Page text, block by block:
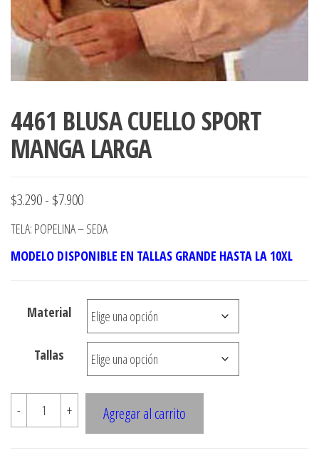
4461 BLUSA CUELLO SPORT
MANGA LARGA
$3.290- $7.900Rango
de
hasta
$7.900
TELA: POPELINA – SEDA
MODELO DISPONIBLE EN TALLAS GRANDE HASTA LA 10XL
Material
Tallas
-
4461
BLUSA
+ Agregar al carrito